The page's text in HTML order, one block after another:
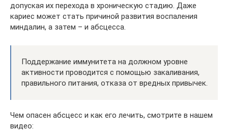
допуская их перехода в хроническую стадию. Даже
кариес может стать причиной развития воспаления
миндалин, а затем – и абсцесса.
Поддержание иммунитета на должном уровне
активности проводится с помощью закаливания,
правильного питания, отказа от вредных привычек.
Чем опасен абсцесс и как его лечить, смотрите в нашем
видео: